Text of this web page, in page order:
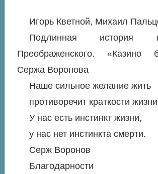
Игорь Кветной, Михаил
Подлинная история
Преображенского. «Казино
Сержа Воронова
Наше сильное желание жить
противоречит краткости
У нас есть инстинкт жизни,
у нас нет инстинкта смерти.
Серж Воронов
Благодарности